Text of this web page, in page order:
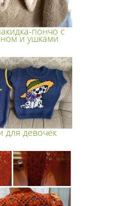
пончо с
и ушками
для девочек